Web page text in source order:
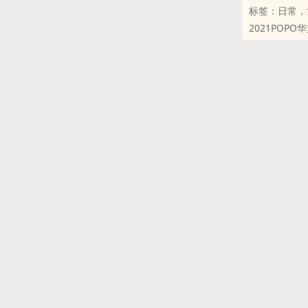
「什么？」
白旻严将一
标签：日常，
2021POPO